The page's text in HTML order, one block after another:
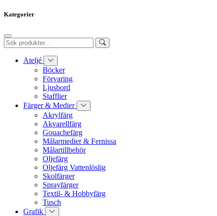
Kategorier
Ateljé
Böcker
Förvaring
Ljusbord
Stafflier
Färger & Medier
Akrylfärg
Akvarellfärg
Gouachefärg
Målarmedier & Fernissa
Målartillbehör
Oljefärg
Oljefärg Vattenlöslig
Skolfärger
Sprayfärger
Textil- & Hobbyfärg
Tusch
Grafik